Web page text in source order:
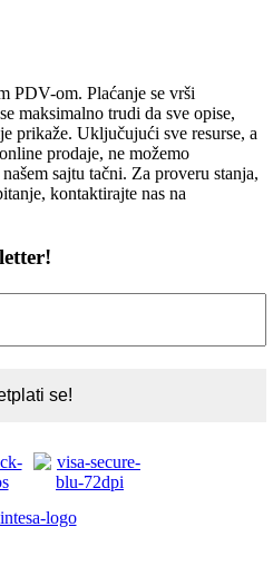
PDV-om. Plaćanje se vrši
maksimalno trudi da sve opise,
prikaže. Uključujući sve resurse, a
prodaje, ne možemo
sajtu tačni. Za proveru stanja,
kontaktirajte nas na